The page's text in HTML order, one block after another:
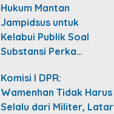
Hukum Mantan
Jampidsus untuk
Kelabui Publik Soal
Substansi Perka…
Komisi I DPR:
Wamenhan Tidak Harus
Selalu dari Militer, Latar